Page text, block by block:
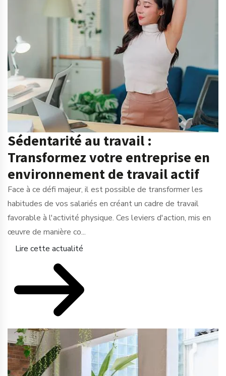
Sédentarité au travail :
Transformez votre entreprise en
environnement de travail actif
Face à ce défi majeur, il est possible de transformer les
habitudes de vos salariés en créant un cadre de travail
favorable à l'activité physique. Ces leviers d'action, mis en
œuvre de manière co...
Lire cette actualité